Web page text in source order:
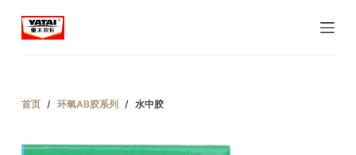
跳
过
首页 / 环氧AB胶系列 / 水中胶